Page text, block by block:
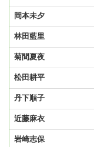
岡本未夕
林田藍里
菊間夏夜
松田耕平
丹下順子
近藤麻衣
岩崎志保